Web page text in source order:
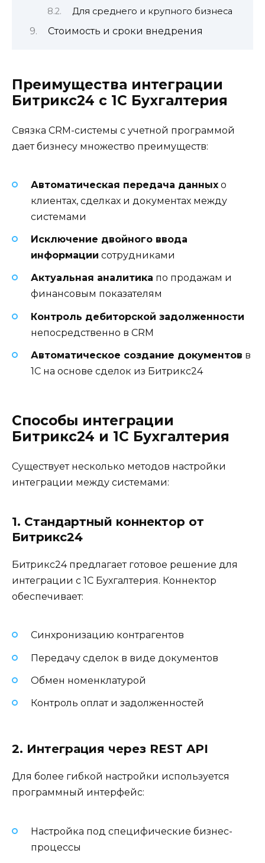
Для среднего и крупного бизнеса
Стоимость и сроки внедрения
Преимущества интеграции
Битрикс24 с 1С Бухгалтерия
Связка CRM-системы с учетной программой
дает бизнесу множество преимуществ:
Автоматическая передача данных о
клиентах, сделках и документах между
системами
Исключение двойного ввода
информации сотрудниками
Актуальная аналитика по продажам и
финансовым показателям
Контроль дебиторской задолженности
непосредственно в CRM
Автоматическое создание документов в
1С на основе сделок из Битрикс24
Способы интеграции
Битрикс24 и 1С Бухгалтерия
Существует несколько методов настройки
интеграции между системами:
1. Стандартный коннектор от
Битрикс24
Битрикс24 предлагает готовое решение для
интеграции с 1С Бухгалтерия. Коннектор
обеспечивает:
Синхронизацию контрагентов
Передачу сделок в виде документов
Обмен номенклатурой
Контроль оплат и задолженностей
2. Интеграция через REST API
Для более гибкой настройки используется
программный интерфейс:
Настройка под специфические бизнес-
процессы